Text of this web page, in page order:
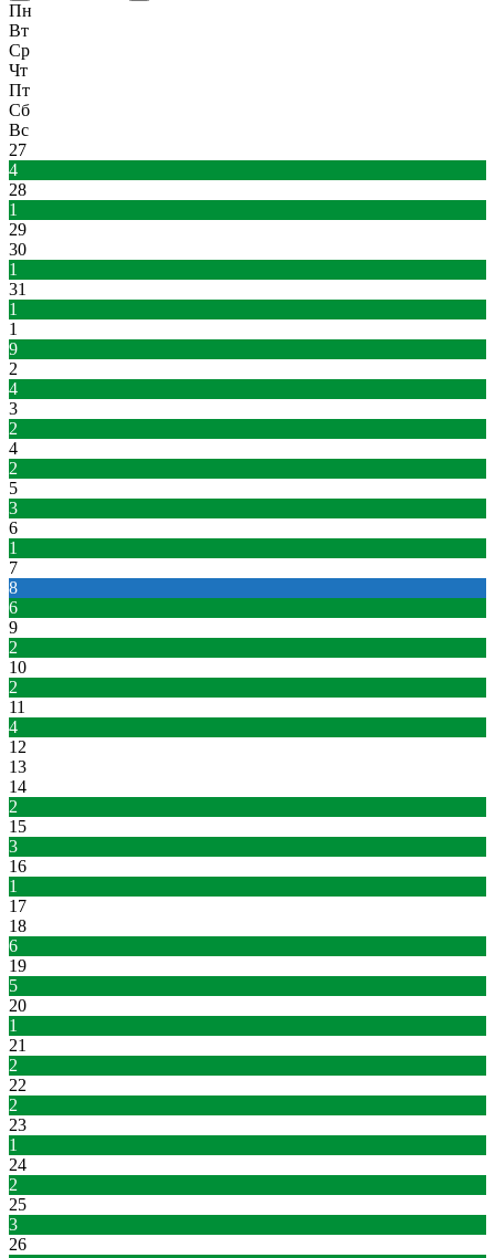
Пн
Вт
Ср
Чт
Пт
Сб
Вс
27
4
28
1
29
30
1
31
1
1
9
2
4
3
2
4
2
5
3
6
1
7
8
6
9
2
10
2
11
4
12
13
14
2
15
3
16
1
17
18
6
19
5
20
1
21
2
22
2
23
1
24
2
25
3
26